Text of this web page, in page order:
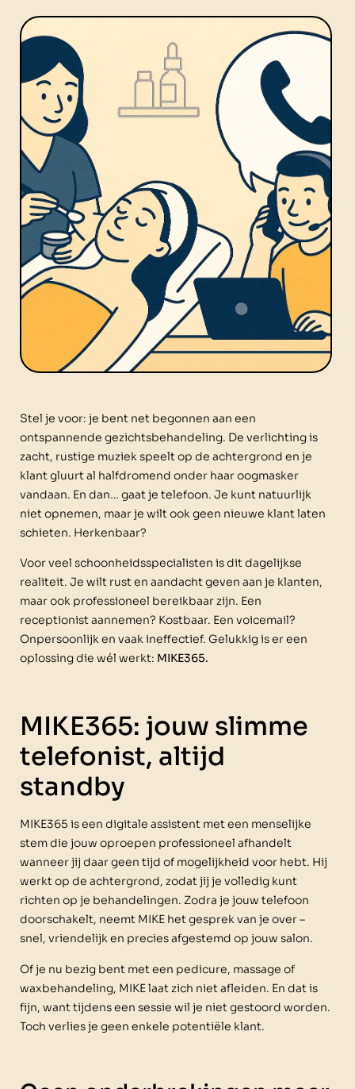
Stel je voor: je bent net begonnen aan een
ontspannende gezichtsbehandeling. De verlichting is
zacht, rustige muziek speelt op de achtergrond en je
klant gluurt al halfdromend onder haar oogmasker
vandaan. En dan… gaat je telefoon. Je kunt natuurlijk
niet opnemen, maar je wilt ook geen nieuwe klant laten
schieten. Herkenbaar?
Voor veel schoonheidsspecialisten is dit dagelijkse
realiteit. Je wilt rust en aandacht geven aan je klanten,
maar ook professioneel bereikbaar zijn. Een
receptionist aannemen? Kostbaar. Een voicemail?
Onpersoonlijk en vaak ineffectief. Gelukkig is er een
oplossing die wél werkt: MIKE365.
MIKE365: jouw slimme
telefonist, altijd
standby
MIKE365 is een digitale assistent met een menselijke
stem die jouw oproepen professioneel afhandelt
wanneer jij daar geen tijd of mogelijkheid voor hebt. Hij
werkt op de achtergrond, zodat jij je volledig kunt
richten op je behandelingen. Zodra je jouw telefoon
doorschakelt, neemt MIKE het gesprek van je over –
snel, vriendelijk en precies afgestemd op jouw salon.
Of je nu bezig bent met een pedicure, massage of
waxbehandeling, MIKE laat zich niet afleiden. En dat is
fijn, want tijdens een sessie wil je niet gestoord worden.
Toch verlies je geen enkele potentiële klant.